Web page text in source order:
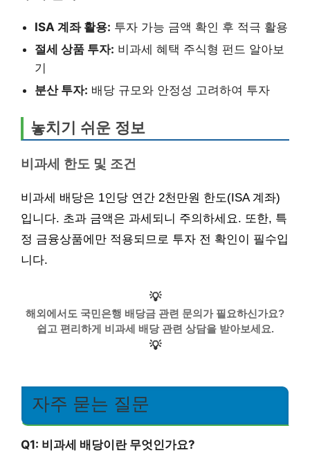
ISA 계좌 활용: 투자 가능 금액 확인 후 적극 활용
절세 상품 투자: 비과세 혜택 주식형 펀드 알아보
기
분산 투자: 배당 규모와 안정성 고려하여 투자
놓치기 쉬운 정보
비과세 한도 및 조건
비과세 배당은 1인당 연간 2천만원 한도(ISA 계좌)
입니다. 초과 금액은 과세되니 주의하세요. 또한, 특
정 금융상품에만 적용되므로 투자 전 확인이 필수입
니다.
💡
해외에서도 국민은행 배당금 관련 문의가 필요하신가요?
쉽고 편리하게 비과세 배당 관련 상담을 받아보세요.
💡
자주 묻는 질문
Q1: 비과세 배당이란 무엇인가요?